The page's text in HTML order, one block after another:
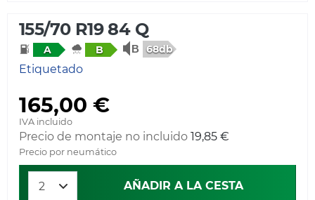
155/70 R19 84 Q
A B 68db
Etiquetado
165,00 €
IVA incluido
Precio de montaje no incluido 19,85 €
Precio por neumático
AÑADIR A LA CESTA